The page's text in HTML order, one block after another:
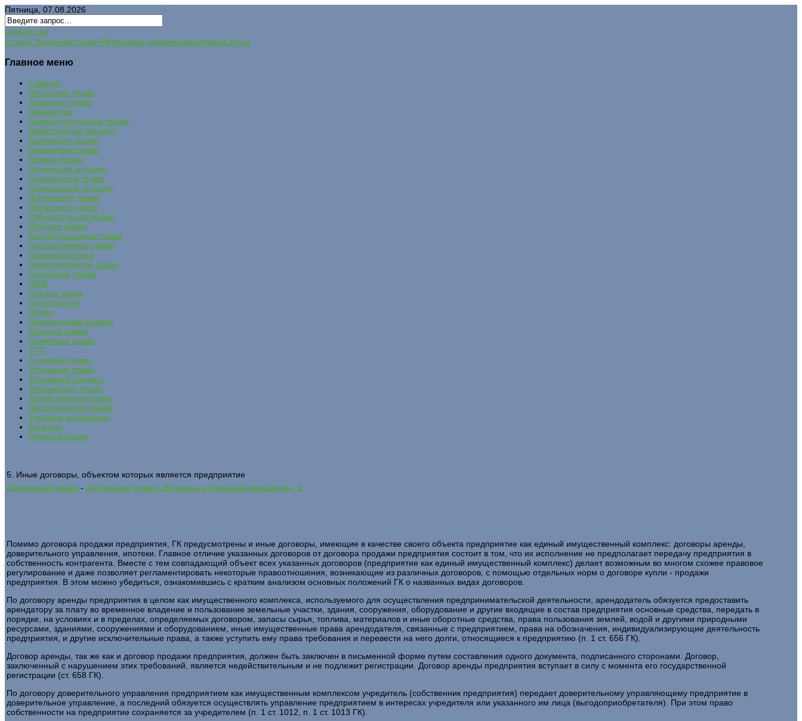
Пятница, 07.08.2026
uristinfo.net
Історія УкраїниИстория РФИсковые заявленияКонтактыСтатьи
Главное меню
Главная
Авторское право
Аграрное право
Адвокатура
Административное право
Арбитражный процесс
Банковское право
Бюджетное право
Водное право
Всемирная история
Гражданское право
Гражданский процесс
Договорное право
Жилищное право
Избирательное право
История права
Конституционное право
Корпоративное право
Криминалистика
Международное право
Налоговое право
ОБЖ
Охрана труда
Политология
Право
Прокурорский надзор
Римское право
Семейное право
ТГП
Трудовое право
Уголовное право
Уголовный процесс
Финансовое право
Хозяйственное право
Экологическое право
Учебные материалы
Кодексы
Военное право
5. Иные договоры, объектом которых является предприятие
Договорное право - Договорное право: Договоры о передаче имущества, 2
Помимо договора продажи предприятия, ГК предусмотрены и иные договоры, имеющие в качестве своего объекта предприятие как единый имущественный комплекс: договоры аренды,
доверительного управления, ипотеки. Главное отличие указанных договоров от договора продажи предприятия состоит в том, что их исполнение не предполагает передачу предприятия в
собственность контрагента. Вместе с тем совпадающий объект всех указанных договоров (предприятие как единый имущественный комплекс) делает возможным во многом схожее правовое
регулирование и даже позволяет регламентировать некоторые правоотношения, возникающие из различных договоров, с помощью отдельных норм о договоре купли - продажи
предприятия. В этом можно убедиться, ознакомившись с кратким анализом основных положений ГК о названных видах договоров.
По договору аренды предприятия в целом как имущественного комплекса, используемого для осуществления предпринимательской деятельности, арендодатель обязуется предоставить
арендатору за плату во временное владение и пользование земельные участки, здания, сооружения, оборудование и другие входящие в состав предприятия основные средства, передать в
порядке, на условиях и в пределах, определяемых договором, запасы сырья, топлива, материалов и иные оборотные средства, права пользования землей, водой и другими природными
ресурсами, зданиями, сооружениями и оборудованием, иные имущественные права арендодателя, связанные с предприятием, права на обозначения, индивидуализирующие деятельность
предприятия, и другие исключительные права, а также уступить ему права требования и перевести на него долги, относящиеся к предприятию (п. 1 ст. 656 ГК).
Договор аренды, так же как и договор продажи предприятия, должен быть заключен в письменной форме путем составления одного документа, подписанного сторонами. Договор,
заключенный с нарушением этих требований, является недействительным и не подлежит регистрации. Договор аренды предприятия вступает в силу с момента его государственной
регистрации (ст. 658 ГК).
По договору доверительного управления предприятием как имущественным комплексом учредитель (собственник предприятия) передает доверительному управляющему предприятие в
доверительное управление, а последний обязуется осуществлять управление предприятием в интересах учредителя или указанного им лица (выгодоприобретателя). При этом право
собственности на предприятие сохраняется за учредителем (п. 1 ст. 1012, п. 1 ст. 1013 ГК).